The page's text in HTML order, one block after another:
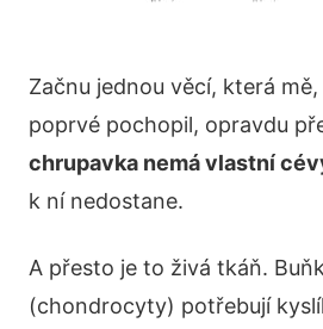
Začnu jednou věcí, která
poprvé pochopil, opravdu
chrupavka nemá vlastní
k ní nedostane.
A přesto je to živá tkáň.
(chondrocyty) potřebují